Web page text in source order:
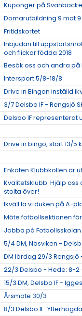
Kuponger på
Domarutbildning 9 mot 9
Fritidskortet
Inbjudan till
och flickor födda 2018
Besök oss och andra
Intersport 5/8-18/8
Drive in Bingon inställd
3/7 Delsbo IF - Rengsjö
Delsbo IF representerat
Drive in bingo, start 13/5
Enkäten Klubbkollen är
Kvalitetsklubb: Hjälp
stolta över!
Ikväll la vi duken på A-
Möte fotbollsektionen
Jobba på Fotbollsskolan
5/4 DM, Näsviken -
DM lördag 29/3 Rengsjö
22/3 Delsbo - Hede: 8-2
15/3 DM, Delsbo IF -
Årsmöte 30/3
8/3 Delsbo IF-